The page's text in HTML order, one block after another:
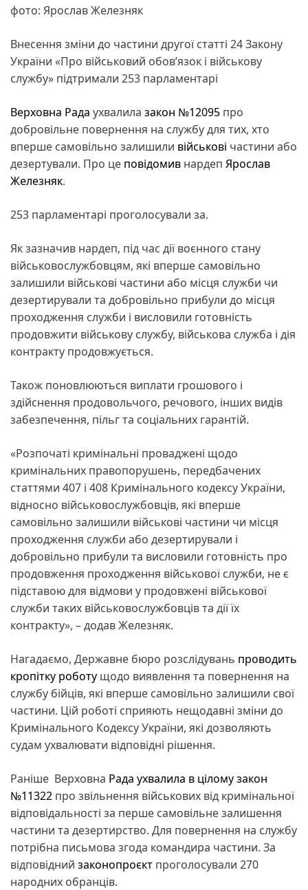
фото: Ярослав Железняк
Внесення зміни до частини другої статті 24 Закону
України «Про військовий обов’язок і військову
службу» підтримали 253 парламентарі
Верховна Рада ухвалила закон №12095 про
добровільне повернення на службу для тих, хто
вперше самовільно залишили військові частини або
дезертували. Про це повідомив нардеп Ярослав
Железняк.
253 парламентарі проголосували за.
Як зазначив нардеп, під час дії воєнного стану
військовослужбовцям, які вперше самовільно
залишили військові частини або місця служби чи
дезертирували та добровільно прибули до місця
проходження служби і висловили готовність
продовжити військову службу, військова служба і дія
контракту продовжується.
Також поновлюються виплати грошового і
здійснення продовольчого, речового, інших видів
забезпечення, пільг та соціальних гарантій.
«Розпочаті кримінальні проваджені щодо
кримінальних правопорушень, передбачених
статтями 407 і 408 Кримінального кодексу України,
відносно військовослужбовців, які вперше
самовільно залишили військові частини чи місця
проходження служби або дезертирували і
добровільно прибули та висловили готовність про
продовження проходження військової служби, не є
підставою для відмови у продовжені військової
служби таких військовослужбовців та дії їх
контракту», – додав Железняк.
Нагадаємо, Державне бюро розслідувань проводить
кропітку роботу щодо виявлення та повернення на
службу бійців, які вперше самовільно залишили свої
частини. Цій роботі сприяють нещодавні зміни до
Кримінального Кодексу України, які дозволяють
судам ухвалювати відповідні рішення.
Раніше Верховна Рада ухвалила в цілому закон
№11322 про звільнення військових від кримінальної
відповідальності за перше самовільне залишення
частини та дезертирство. Для повернення на службу
потрібна письмова згода командира частини. За
відповідний законопроєкт проголосували 270
народних обранців.